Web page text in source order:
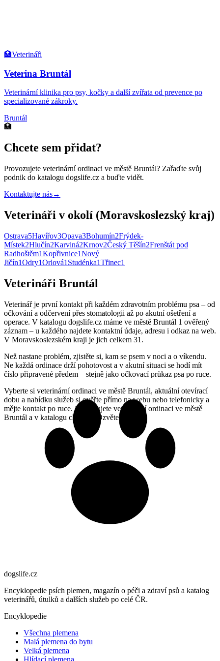
🏥Veterináři
Veterina Bruntál
Veterinární klinika pro psy, kočky a další zvířata od prevence po
specializované zákroky.
Bruntál
🏥
Chcete sem přidat?
Provozujete veterinární ordinaci ve městě Bruntál? Zařaďte svůj
podnik do katalogu dogslife.cz a buďte vidět.
Kontaktujte nás→
Veterináři v okolí (Moravskoslezský kraj)
Ostrava5Havířov3Opava3Bohumín2Frýdek-
Místek2Hlučín2Karviná2Krnov2Český Těšín2Frenštát pod
Radhoštěm1Kopřivnice1Nový
Jičín1Odry1Orlová1 Studénka1Třinec1
Veterináři Bruntál
Veterinář je první kontakt při každém zdravotním problému psa – od
očkování a odčervení přes stomatologii až po akutní ošetření a
operace. V katalogu dogslife.cz máme ve městě Bruntál 1 ověřený
záznam – u každého najdete kontaktní údaje, adresu i odkaz na web.
V Moravskoslezském kraji je jich celkem 31.
Než nastane problém, zjistěte si, kam se psem v noci a o víkendu.
Ne každá ordinace drží pohotovost a v akutní situaci se hodí mít
číslo připravené předem – stejně jako očkovací průkaz psa po ruce.
Vyberte si veterinární ordinaci ve městě Bruntál, aktuální otevírací
dobu a nabídku služeb si ověřte přímo na webu nebo telefonicky a
mějte kontakt po ruce. Provozujete veterinární ordinaci ve městě
Bruntál a v katalogu chybíte? Ozvěte se nám.
dogslife.cz
Encyklopedie psích plemen, magazín o péči a zdraví psů a katalog
veterinářů, útulků a dalších služeb po celé ČR.
Encyklopedie
Všechna plemena
Malá plemena do bytu
Velká plemena
Hlídací plemena